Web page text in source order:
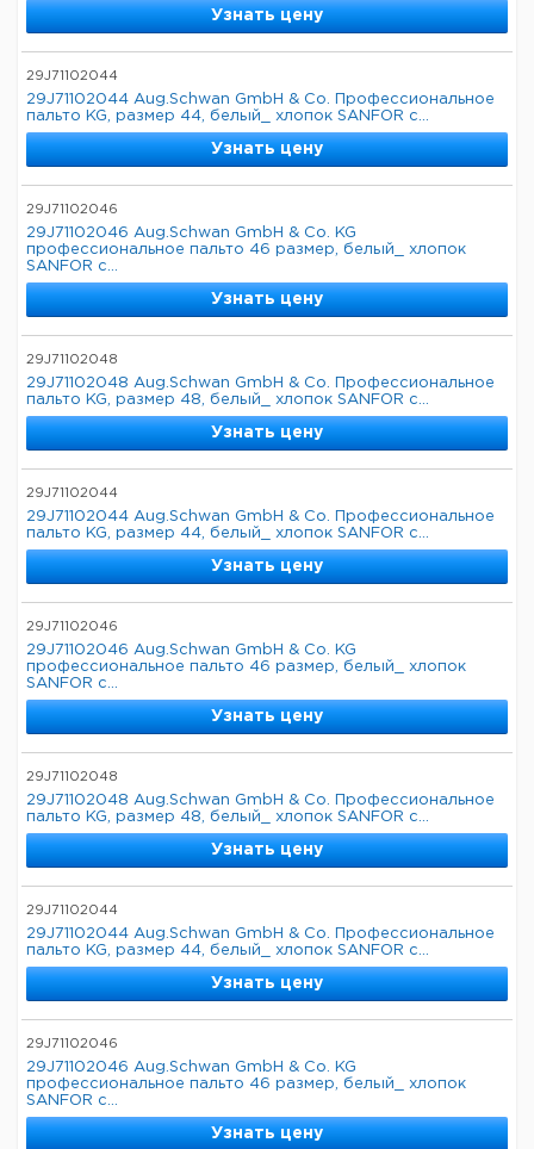
Узнать цену
29J71102044
29J71102044 Aug.Schwan GmbH & Co. Профессиональное
пальто KG, размер 44, белый_ хлопок SANFOR с...
Узнать цену
29J71102046
29J71102046 Aug.Schwan GmbH & Co. KG
профессиональное пальто 46 размер, белый_ хлопок
SANFOR с...
Узнать цену
29J71102048
29J71102048 Aug.Schwan GmbH & Co. Профессиональное
пальто KG, размер 48, белый_ хлопок SANFOR с...
Узнать цену
29J71102044
29J71102044 Aug.Schwan GmbH & Co. Профессиональное
пальто KG, размер 44, белый_ хлопок SANFOR с...
Узнать цену
29J71102046
29J71102046 Aug.Schwan GmbH & Co. KG
профессиональное пальто 46 размер, белый_ хлопок
SANFOR с...
Узнать цену
29J71102048
29J71102048 Aug.Schwan GmbH & Co. Профессиональное
пальто KG, размер 48, белый_ хлопок SANFOR с...
Узнать цену
29J71102044
29J71102044 Aug.Schwan GmbH & Co. Профессиональное
пальто KG, размер 44, белый_ хлопок SANFOR с...
Узнать цену
29J71102046
29J71102046 Aug.Schwan GmbH & Co. KG
профессиональное пальто 46 размер, белый_ хлопок
SANFOR с...
Узнать цену